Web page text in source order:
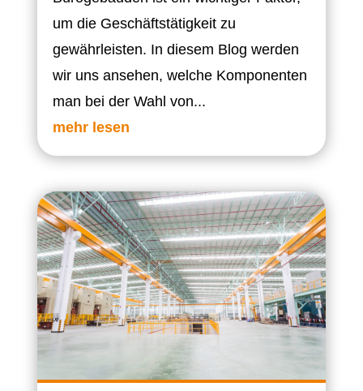
um die Geschäftstätigkeit zu
gewährleisten. In diesem Blog werden
wir uns ansehen, welche Komponenten
man bei der Wahl von...
mehr lesen